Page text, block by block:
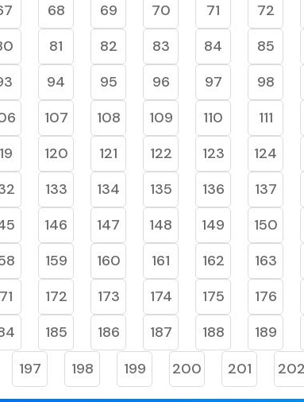
68 69 70 71 72
81 82 83 84 85
94 95 96 97 98
107 108 109 110 111
120 121 122 123 124
133 134 135 136 137
146 147 148 149 150
159 160 161 162 163
172 173 174 175 176
185 186 187 188 189
197 198 199 200 201 202